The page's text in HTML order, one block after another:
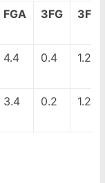
FGA 3FG
4.4 0.4 1.2
3.4 0.2 1.2